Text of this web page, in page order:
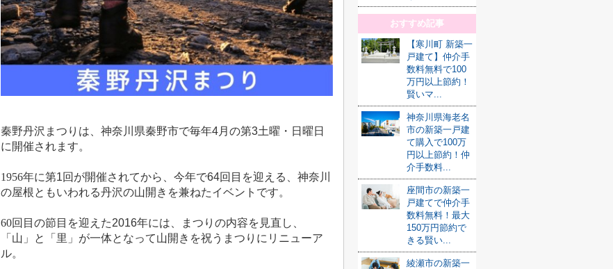
秦野丹沢まつりは、神奈川県秦野市で毎年4月の第3土曜・日曜日
に開催されます。
1956年に第1回が開催されてから、今年で64回目を迎える、神奈川
の屋根ともいわれる丹沢の山開きを兼ねたイベントです。
60回目の節目を迎えた2016年には、まつりの内容を見直し、
「山」と「里」が一体となって山開きを祝うまつりにリニューア
ル。
おすすめ記事
【寒川町 新築一
戸建て】仲介手
数料無料で100
万円以上節約！
賢いマ...
神奈川県海老名
市の新築一戸建
て購入で100万
円以上節約！仲
介手数料...
座間市の新築一
戸建てで仲介手
数料無料！最大
150万円節約で
きる賢い...
綾瀬市の新築一